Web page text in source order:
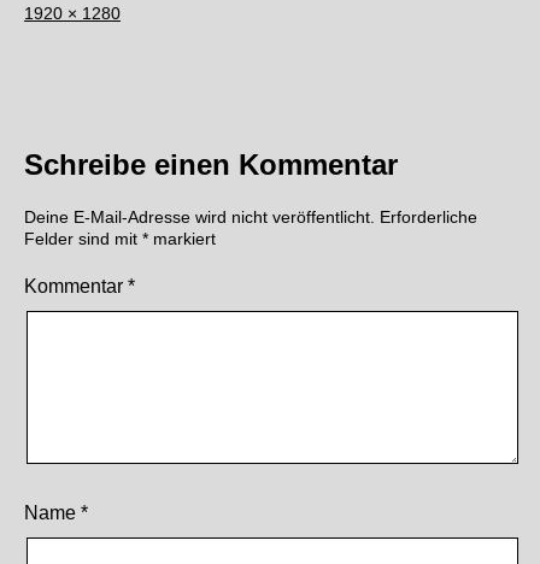
Originalgröße
1920 × 1280
Schreibe einen Kommentar
Deine E-Mail-Adresse wird nicht veröffentlicht. Erforderliche
Felder sind mit * markiert
Kommentar *
Name *